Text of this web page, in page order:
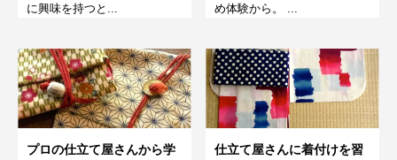
に興味を持つと...
め体験から。 ...
プロの仕立て屋さんから学
仕立て屋さんに着付けを習